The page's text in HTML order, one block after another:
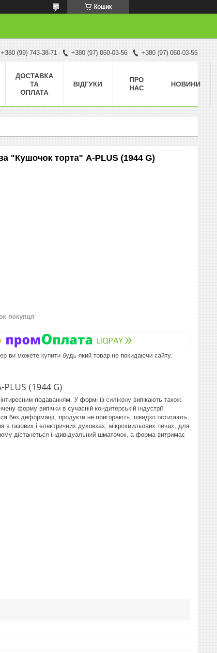
Кошик
+380 (99) 743-38-71 +380 (97) 060-03-56 +380 (97) 060-03-56
ДОСТАВКА
ТА
ОПЛАТА
ВІДГУКИ
ПРО
НАС
НОВИНИ
"Кушочок торта" A-PLUS (1944 G)
покупця
ви можете купити будь-який товар не покидаючи сайту.
(1944 G)
подаванням. У формі із силікону випікають також
форму випічки в сучасній кондитерській індустрії
без деформації, продукти не пригорають, швидко остигають
газових і електричних духовках, мікрохвильових печах, для
дістанеться індивідуальний шматочок, а форма витримає